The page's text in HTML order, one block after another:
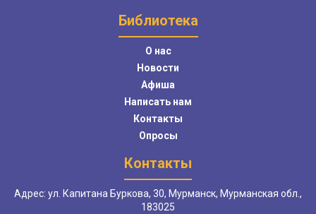
Библиотека
О нас
Новости
Афиша
Написать нам
Контакты
Опросы
Контакты
Адрес: ул. Капитана Буркова, 30, Мурманск, Мурманская обл.,
183025